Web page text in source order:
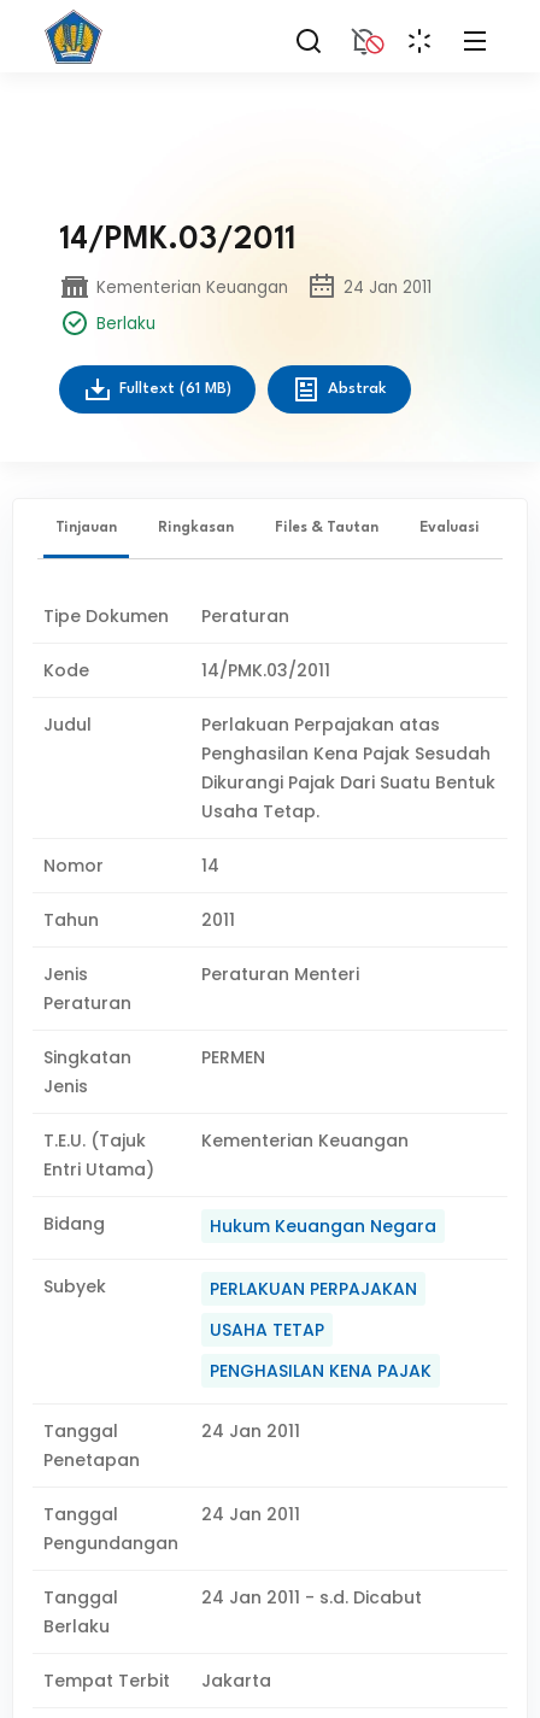
14/PMK.03/2011
Kementerian Keuangan
24 Jan 2011
Berlaku
Fulltext (61 MB) Abstrak
Tinjauan Ringkasan Files & Tautan Evaluasi
Tipe Dokumen Peraturan
Kode 14/PMK.03/2011
Judul
Perlakuan Perpajakan atas
Penghasilan Kena Pajak Sesudah
Dikurangi Pajak Dari Suatu Bentuk
Usaha Tetap.
Nomor 14
Tahun 2011
Jenis
Peraturan
Peraturan Menteri
Singkatan
Jenis
PERMEN
T.E.U. (Tajuk
Entri Utama)
Kementerian Keuangan
Bidang Hukum Keuangan Negara
Subyek
PERLAKUAN PERPAJAKAN
USAHA TETAP
PENGHASILAN KENA PAJAK
Tanggal
Penetapan
24 Jan 2011
Tanggal
Pengundangan
24 Jan 2011
Tanggal
Berlaku
24 Jan 2011 - s.d. Dicabut
Tempat Terbit Jakarta